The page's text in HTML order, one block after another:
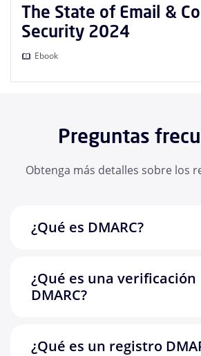
The State of Email &
Security 2024
Ebook
Preguntas
Obtenga más detalles sobre los
¿Qué es DMARC?
¿Qué es una verificación
DMARC?
¿Qué es un registro